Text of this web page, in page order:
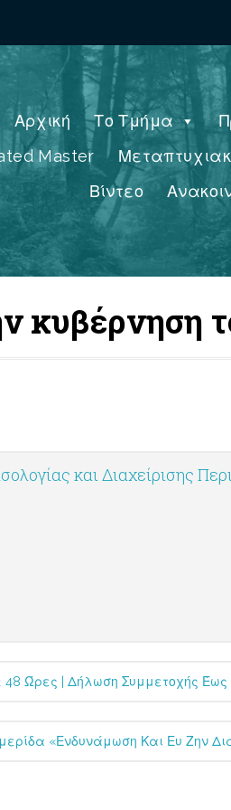
Αρχική Το Τμήμα
Master
Βίντεο
κυβέρνηση
και Διαχείρισης
48 Ώρες | Δήλωση Συμμετοχής Έως
«Ενδυνάμωση Και Ευ Ζην